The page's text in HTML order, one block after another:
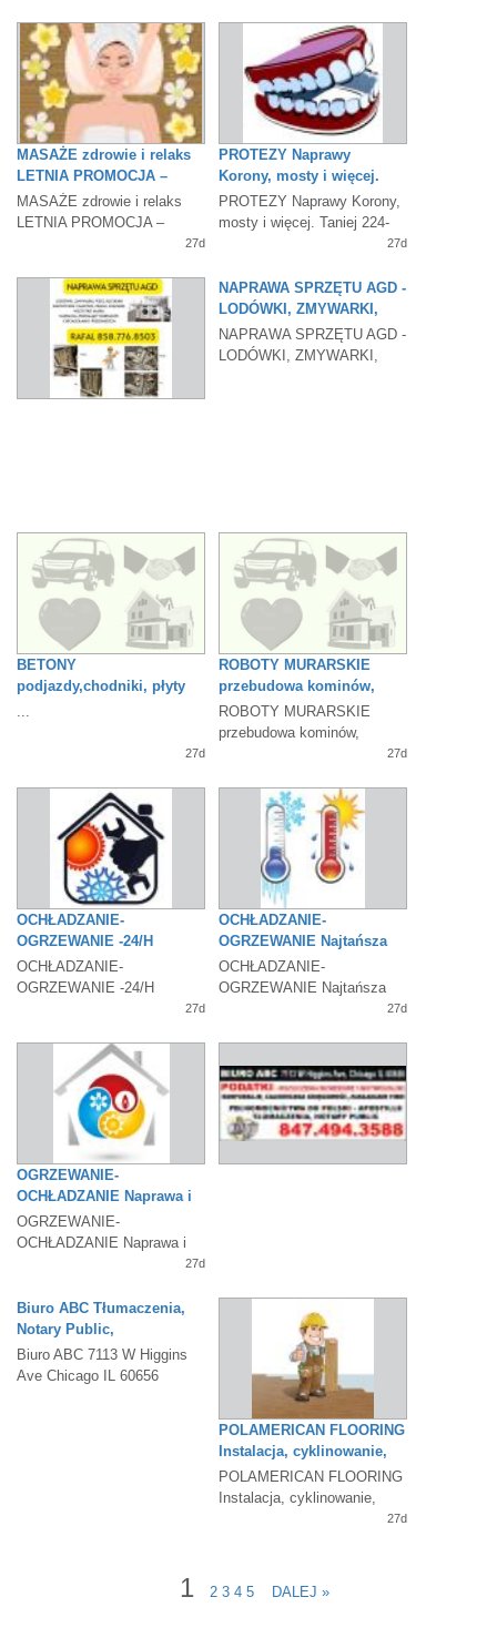
MASAŻE zdrowie i relaks
LETNIA PROMOCJA –
zapraszamy
MASAŻE zdrowie i relaks
LETNIA PROMOCJA –
zapraszamy 773-501-305627d
PROTEZY Naprawy
Korony, mosty i więcej.
Taniej
PROTEZY Naprawy Korony,
mosty i więcej. Taniej 224-
27d
NAPRAWA SPRZĘTU AGD -
LODÓWKI, ZMYWARKI,
KUCHNIE
NAPRAWA SPRZĘTU AGD -
LODÓWKI, ZMYWARKI,
BETONY
podjazdy,chodniki, płyty
...
27d
ROBOTY MURARSKIE
przebudowa kominów,
wymiana beam, fugowanie
ROBOTY MURARSKIE
przebudowa kominów,
wymiana beam, fugowanie27d
OCHŁADZANIE-
OGRZEWANIE -24/H
Naprawa i wymiana
klimatyzatorów, pieców
OCHŁADZANIE-
OGRZEWANIE -24/H
nadmuchowych,...
27d
OCHŁADZANIE-
OGRZEWANIE Najtańsza
wymiana AC i pieców,
nowe systemy
OCHŁADZANIE-
OGRZEWANIE Najtańsza
wymiana AC i pieców, nowe27d
OGRZEWANIE-
OCHŁADZANIE Naprawa i
wymiana pieców
OGRZEWANIE-
OCHŁADZANIE Naprawa i
bojlerów....
27d
Biuro ABC Tłumaczenia,
Notary Public,
Pełnomocnictwa
Biuro ABC 7113 W Higgins
Ave Chicago IL 60656
POLAMERICAN FLOORING
Instalacja, cyklinowanie,
lakierowanie i naprawa
POLAMERICAN FLOORING
Instalacja, cyklinowanie,
27d
1 2 3 4 5 DALEJ »